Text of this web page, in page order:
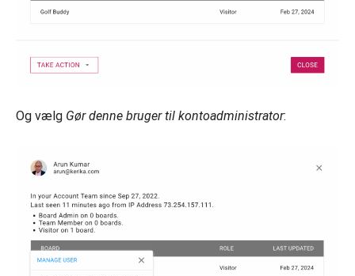
Og vælg Gør denne bruger til kontoadministrator: